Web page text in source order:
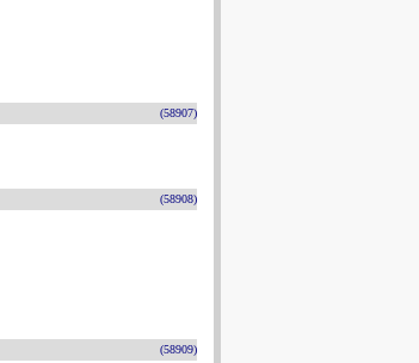
(58907)
(58908)
(58909)